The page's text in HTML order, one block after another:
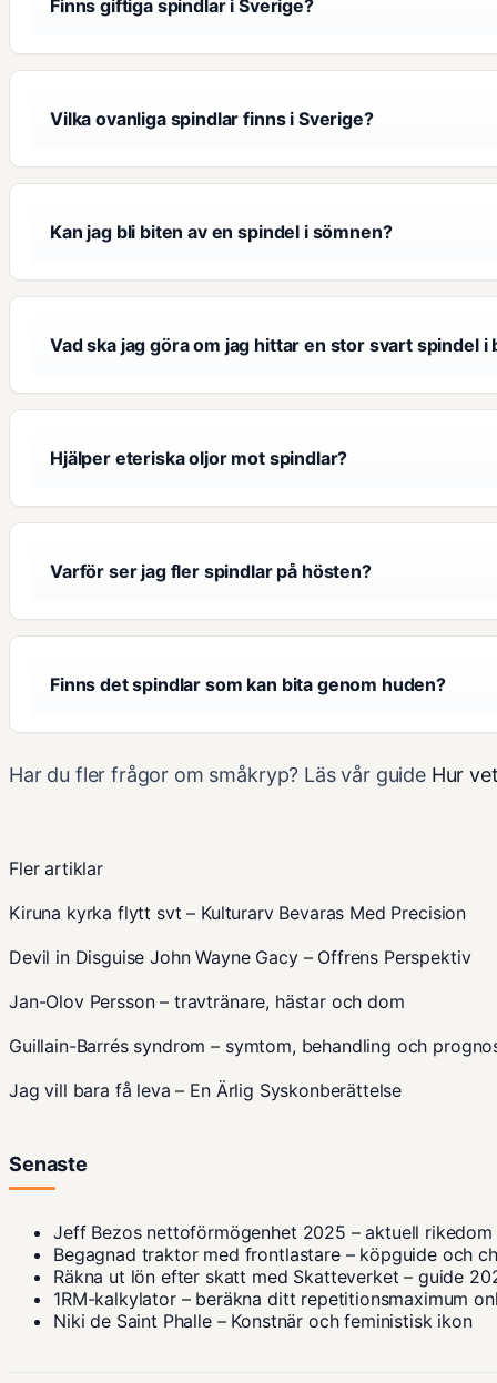
Finns giftiga spindlar i Sverige?
Vilka ovanliga spindlar finns i Sverige?
Kan jag bli biten av en spindel i sömnen?
Vad ska jag göra om jag hittar en stor svart spindel i
Hjälper eteriska oljor mot spindlar?
Varför ser jag fler spindlar på hösten?
Finns det spindlar som kan bita genom huden?
Har du fler frågor om småkryp? Läs vår guide Hur
Fler artiklar
Kiruna kyrka flytt svt – Kulturarv Bevaras Med Precision
Devil in Disguise John Wayne Gacy – Offrens Perspektiv
Jan-Olov Persson – travtränare, hästar och dom
Guillain-Barrés syndrom – symtom, behandling och
Jag vill bara få leva – En Ärlig Syskonberättelse
Senaste
Jeff Bezos nettoförmögenhet 2025 – aktuell
Begagnad traktor med frontlastare – köpguide och
Räkna ut lön efter skatt med Skatteverket – guide
1RM-kalkylator – beräkna ditt repetitionsmaximum
Niki de Saint Phalle – Konstnär och feministisk ikon